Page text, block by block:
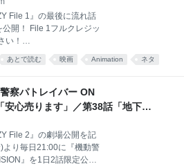
えた？）とんでもない音
かるような音。映画で
、当時の状況を振り返り
路へ進んだ直後、直進し
数分後、走ってきた列車
。 目撃者： 電
File 1』の最後に流れ話
公開！ File 1フルクレジッ
い！
金）よりFile 2が劇場公
「パトレイバー」シリー
、新しい“あの頃”が、今
ン】 紛失、消失、消息不
ードは、“消える”……。
ルバーカノンの実弾一発
あとで読む 映画 Animation ネタ
察パトレイバー ON
安心売ります」／第38話「地下迷
ー
File 2』の劇場公開を記
り毎日21:00に『機動警
』を1日2話限定公